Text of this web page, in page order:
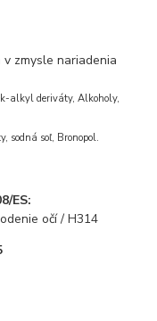
v zmysle nariadenia
alkyl deriváty, Alkoholy,
sodná soľ, Bronopol.
ES:
očí/H314